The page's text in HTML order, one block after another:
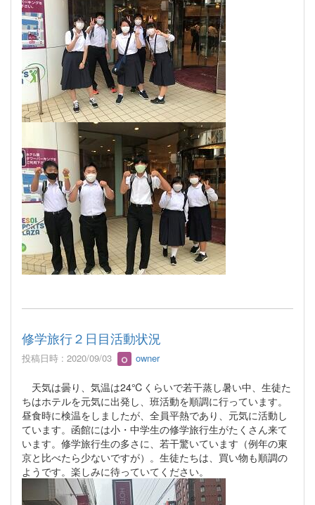
修学旅行２日目活動状況
投稿日時 : 2020/09/03 owner
天気は曇り、気温は24℃くらいで若干蒸し暑い中、生徒た
ちはホテルを元気に出発し、班活動を順調に行っています。
昼食時に検温をしましたが、全員平熱であり、元気に活動し
ています。函館には小・中学生の修学旅行生がたくさん来て
います。修学旅行生の多さに、若干驚いています（例年の東
京と比べたら少ないですが）。生徒たちは、買い物も順調の
ようです。楽しみに待っていてください。